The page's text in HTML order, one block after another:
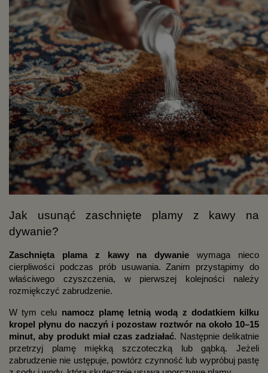
Jak usunąć zaschnięte plamy z kawy na
dywanie?
Zaschnięta plama z kawy na dywanie wymaga nieco
cierpliwości podczas prób usuwania. Zanim przystąpimy do
właściwego czyszczenia, w pierwszej kolejności należy
rozmiękczyć zabrudzenie.
W tym celu namocz plamę letnią wodą z dodatkiem kilku
kropel płynu do naczyń i pozostaw roztwór na około 10–15
minut, aby produkt miał czas zadziałać. Następnie delikatnie
przetrzyj plamę miękką szczoteczką lub gąbką. Jeżeli
zabrudzenie nie ustępuje, powtórz czynność lub wypróbuj pastę